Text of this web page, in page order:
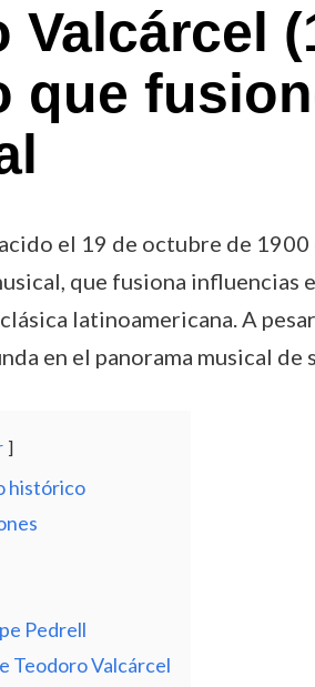
Valcárcel
que
el 19 de octubre de 1900
que fusiona influencias
latinoamericana. A
en el panorama musical de
histórico
Pedrell
Teodoro Valcárcel